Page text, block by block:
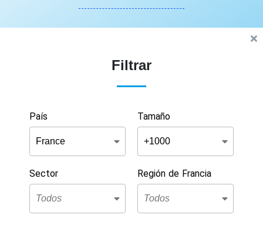
Filtrar
País Tamaño
Sector Región de Francia